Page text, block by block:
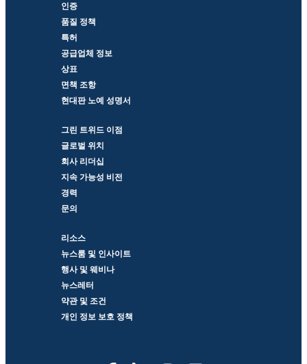
인증
품질 정책
특허
공급업체 정보
상표
면책 조항
현대판 노예 성명서
그린 트위드 이점
글로벌 위치
회사 리더십
지속 가능성 비전
경력
문의
리소스
뉴스룸 및 인사이트
행사 및 웨비나
뉴스레터
약관 및 조건
개인 정보 보호 정책